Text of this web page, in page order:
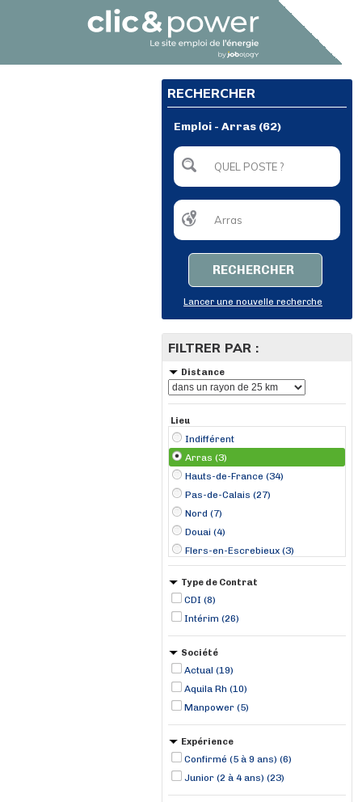
RECHERCHER
Emploi - Arras (62)
RECHERCHER
Lancer une nouvelle recherche
FILTRER PAR :
Distance
Lieu
Indifférent
Arras (3)
Hauts-de-France (34)
Pas-de-Calais (27)
Nord (7)
Douai (4)
Flers-en-Escrebieux (3)
Lens (2)
Gouy-sous-Bellonne (1)
Hénin-Beaumont (1)
Noyelles-Godault (1)
Type de Contrat
CDI (8)
Intérim (26)
Société
Actual (19)
Aquila Rh (10)
Manpower (5)
Expérience
Confirmé (5 à 9 ans) (6)
Junior (2 à 4 ans) (23)